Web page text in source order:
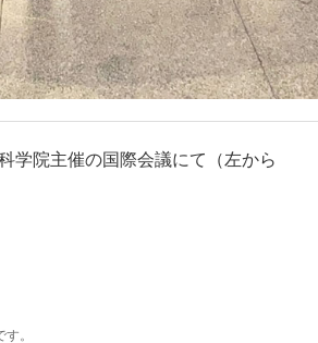
学院主催の国際会議にて（左から
。